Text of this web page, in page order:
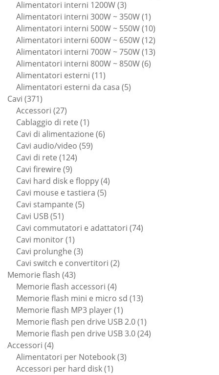
Alimentatori interni 1200W 33
prodotti
Alimentatori interni 300W ~ 350W 11
prodotto
Alimentatori interni 500W ~ 550W 1010
prodotti
Alimentatori interni 600W ~ 650W 1212
prodotti
Alimentatori interni 700W ~ 750W 1313
Alimentatori interni 800W ~ 850W 66
Alimentatori esterni 1111
prodotti
Alimentatori esterni da casa 55
Cavi 371371
prodotti
Accessori 2727
prodotti
Cablaggio di rete 11
prodotto
Cavi di alimentazione 66
Cavi audio/video 5959
Cavi di rete 124124
Cavi firewire 99
prodotti
Cavi hard disk e floppy 44
Cavi mouse e tastiera 55
Cavi stampante 55
Cavi USB 5151
prodotti
Cavi commutatori e adattatori 7474
Cavi monitor 11
prodotto
Cavi prolunghe 33
prodotti
Cavi switch e convertitori 22
Memorie flash 4343
prodotti
Memorie flash accessori 44
prodotti
Memorie flash mini e micro sd 1313
Memorie flash MP3 player 11
prodotto
Memorie flash pen drive USB 2.0 11
prodotto
Memorie flash pen drive USB 3.0 2424
Accessori 44
prodotti
Alimentatori per Notebook 33
Accessori per hard disk 11